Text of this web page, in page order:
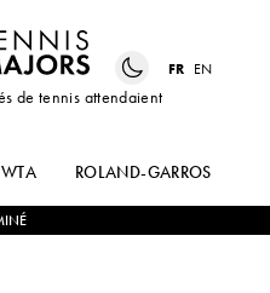
de tennis attendaient
FR EN
WTA ROLAND-GARROS